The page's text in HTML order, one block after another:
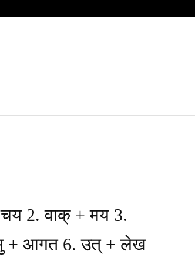
चय 2. वाक् + मय 3.
सु + आगत 6. उत् + लेख